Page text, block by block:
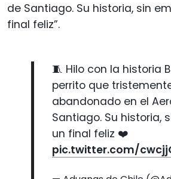
de Santiago. Su historia, sin
final feliz”.
🧵 Hilo con la historia
perrito que
abandonado en el
Santiago. Su historia,
un final feliz ❤️
pic.twitter.com/